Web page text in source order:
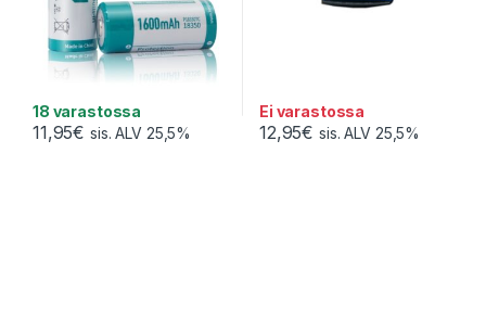
18 varastossa
11,95€ sis. ALV 25,5%
Ei varastossa
12,95€ sis. ALV 25,5%